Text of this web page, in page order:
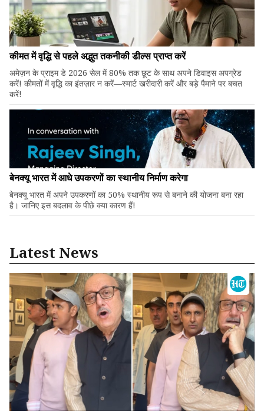
कीमत में वृद्धि से पहले अद्भुत तकनीकी डील्स प्राप्त करें
अमेज़न के प्राइम डे 2026 सेल में 80% तक छूट के साथ अपने डिवाइस अपग्रेड
करें! कीमतों में वृद्धि का इंतज़ार न करें—स्मार्ट खरीदारी करें और बड़े पैमाने पर बचत
करें!
बेनक्यू भारत में आधे उपकरणों का स्थानीय निर्माण करेगा
बेनक्यू भारत में अपने उपकरणों का 50% स्थानीय रूप से बनाने की योजना बना रहा
है। जानिए इस बदलाव के पीछे क्या कारण हैं!
Latest News